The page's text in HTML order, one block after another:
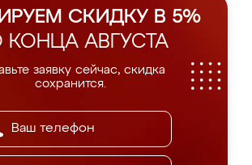
СКИДКУ В 5%
КОНЦА АВГУСТА
заявку сейчас, скидка
сохранится.